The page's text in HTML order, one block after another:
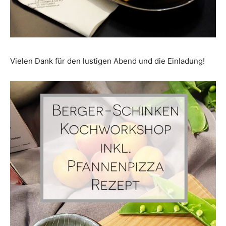
Vielen Dank für den lustigen Abend und die Einladung!